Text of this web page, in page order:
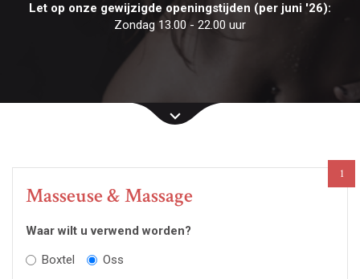
Let op onze gewijzigde openingstijden (per juni '26):
Zondag 13.00 - 22.00 uur
1
Masseuse & Massage
Waar wilt u verwend worden?
Boxtel
Oss